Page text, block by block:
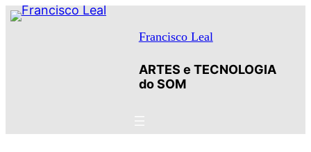
Saltar
para
Francisco Leal
ARTES e TECNOLOGIA
do SOM